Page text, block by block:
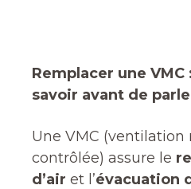
Remplacer une VMC
savoir avant de
Une VMC (ventilation
contrôlée) assure le
d’air et l’évacuation